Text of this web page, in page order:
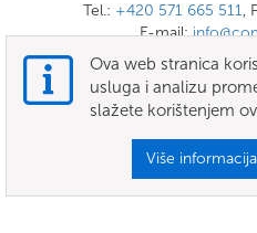
Tel.: +420 571 665 511,
E-mail:
UVJETI I
Ova web stranica
usluga i analizu
slažete korištenjem
Više informacija